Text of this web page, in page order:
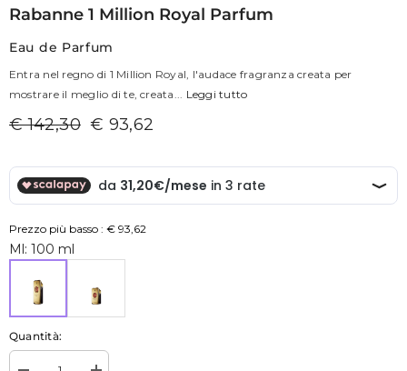
Rabanne 1 Million Royal Parfum
Eau de Parfum
Entra nel regno di 1 Million Royal, l'audace fragranza creata per
mostrare il meglio di te, creata... Leggi tutto
€ 142,30 € 93,62
Prezzo più basso : € 93,62
Ml: 100 ml
Quantità: